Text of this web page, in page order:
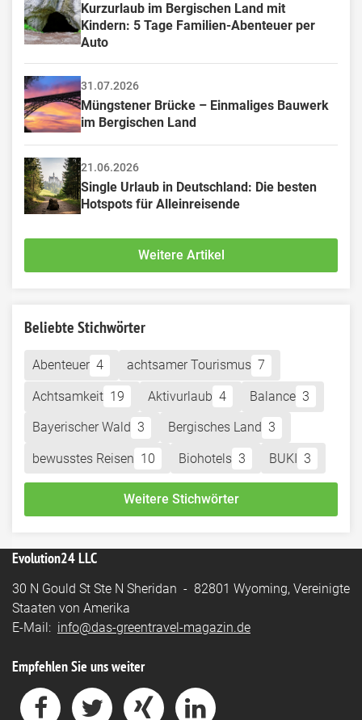
Kurzurlaub im Bergischen Land mit
Kindern: 5 Tage Familien-Abenteuer per
Auto
31.07.2026
Müngstener Brücke – Einmaliges Bauwerk
im Bergischen Land
21.06.2026
Single Urlaub in Deutschland: Die besten
Hotspots für Alleinreisende
Weitere Artikel
Beliebte Stichwörter
Abenteuer 4 achtsamer Tourismus 7
Achtsamkeit 19 Aktivurlaub 4 Balance 3
Bayerischer Wald 3 Bergisches Land 3
bewusstes Reisen 10 Biohotels 3 BUKI 3
Weitere Stichwörter
Evolution24 LLC
30 N Gould St Ste N Sheridan - 82801 Wyoming, Vereinigte
Staaten von Amerika
E-Mail: info@das-greentravel-magazin.de
Empfehlen Sie uns weiter